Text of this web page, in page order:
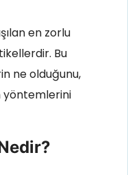
en zorlu
Bu
ne olduğunu,
yöntemlerini